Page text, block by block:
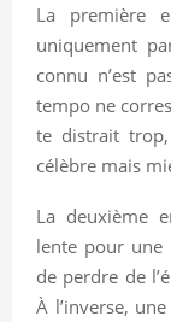
La première
uniquement
connu n’est
tempo ne
te distrait
célèbre mais
La deuxième
lente pour une
de perdre de
À l’inverse,